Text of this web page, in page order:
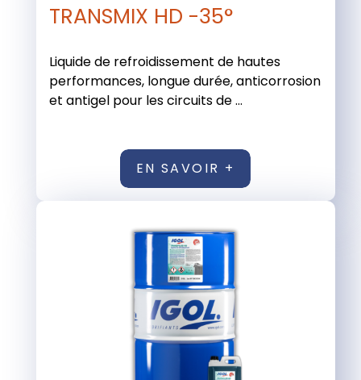
TRANSMIX HD -35°
Liquide de refroidissement de hautes
performances, longue durée, anticorrosion
et antigel pour les circuits de ...
EN SAVOIR +